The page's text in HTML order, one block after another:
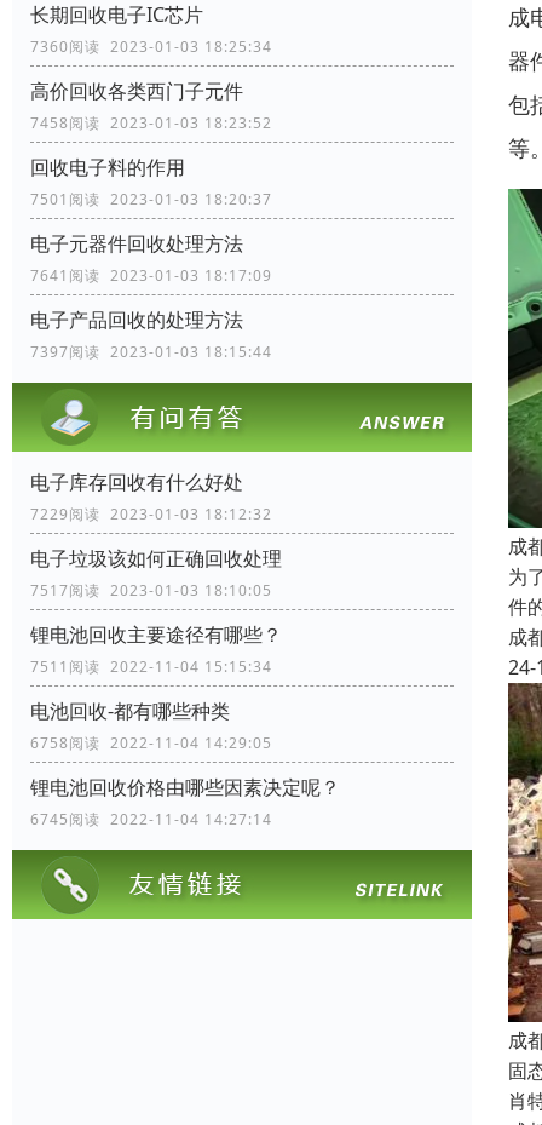
长期回收电子IC芯片
7360阅读 2023-01-03 18:25:34
高价回收各类西门子元件
7458阅读 2023-01-03 18:23:52
回收电子料的作用
7501阅读 2023-01-03 18:20:37
电子元器件回收处理方法
7641阅读 2023-01-03 18:17:09
电子产品回收的处理方法
7397阅读 2023-01-03 18:15:44
电子库存回收有什么好处
7229阅读 2023-01-03 18:12:32
电子垃圾该如何正确回收处理
7517阅读 2023-01-03 18:10:05
锂电池回收主要途径有哪些？
7511阅读 2022-11-04 15:15:34
电池回收-都有哪些种类
6758阅读 2022-11-04 14:29:05
锂电池回收价格由哪些因素决定呢？
6745阅读 2022-11-04 14:27:14
成
器
包
等
成
为
件
成
24-
成
固
肖